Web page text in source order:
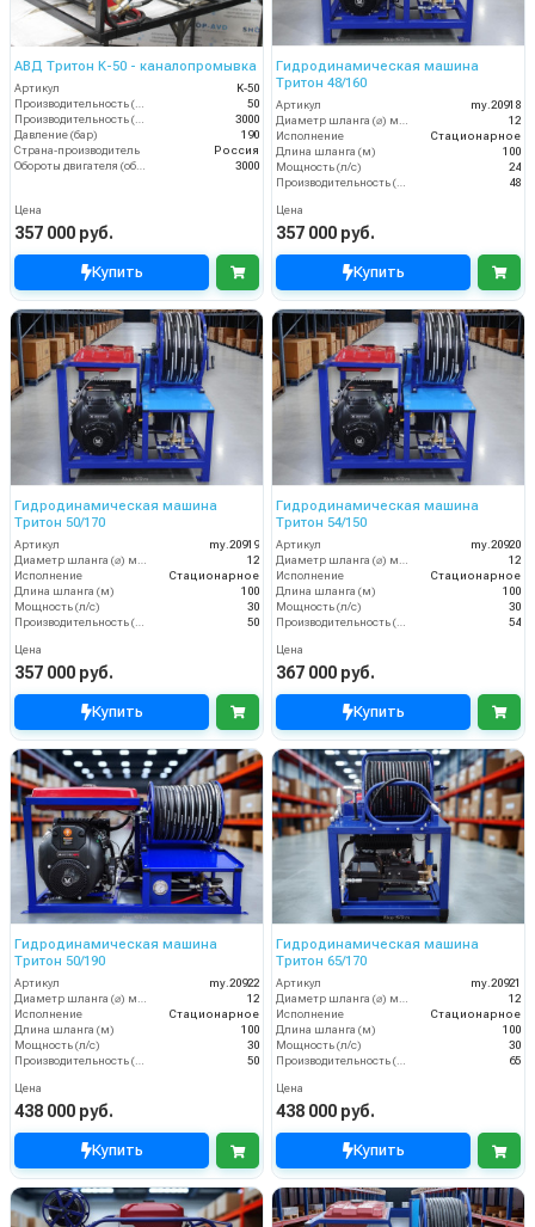
АВД Тритон К-50 - каналопромывка
Артикул
K-50
50
3000
Давление (бар)
190
Страна-производитель
Россия
3000
Цена
357 000 руб.
Купить
Гидродинамическая машина
Тритон 48/160
Артикул
my.20918
12
Исполнение
Стационарное
Длина шланга (м)
100
Мощность (л/с)
24
48
Цена
357 000 руб.
Купить
Гидродинамическая машина
Тритон 50/170
Артикул
my.20919
12
Исполнение
Стационарное
Длина шланга (м)
100
Мощность (л/с)
30
50
Цена
357 000 руб.
Купить
Гидродинамическая машина
Тритон 54/150
Артикул
my.20920
12
Исполнение
Стационарное
Длина шланга (м)
100
Мощность (л/с)
30
54
Цена
367 000 руб.
Купить
Гидродинамическая машина
Тритон 50/190
Артикул
my.20922
Диаметр шланга (⌀) мм:
12
Исполнение
Стационарное
Длина шланга (м)
100
Мощность (л/с)
30
Производительность (л/мин)
50
Цена
438 000 руб.
Купить
Гидродинамическая машина
Тритон 65/170
Артикул
my.20921
Диаметр шланга (⌀) мм:
12
Исполнение
Стационарное
Длина шланга (м)
100
Мощность (л/с)
30
Производительность (л/мин)
65
Цена
438 000 руб.
Купить